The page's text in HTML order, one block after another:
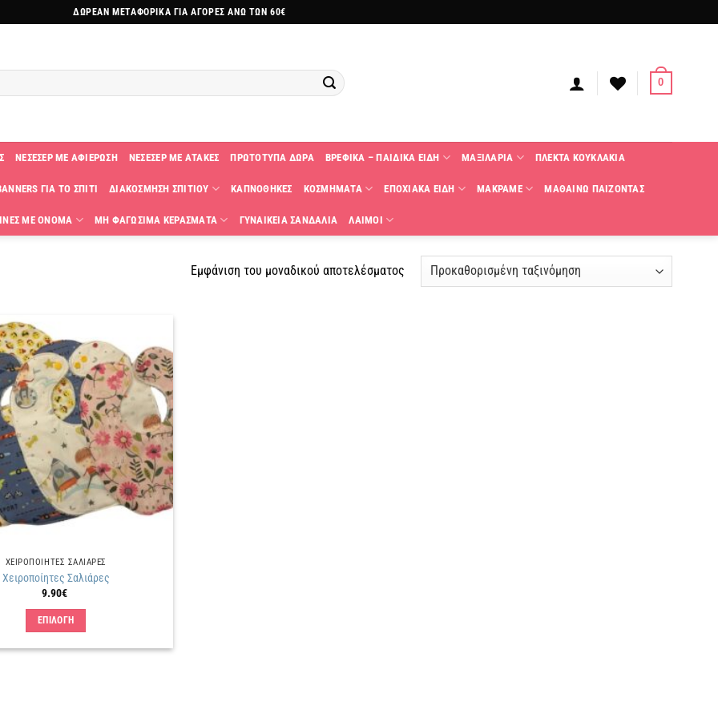
ΔΩΡΕΑΝ ΜΕΤΑΦΟΡΙΚΑ ΓΙΑ ΑΓΟΡΕΣ ΑΝΩ ΤΩΝ 60€
0
ΝΕΣΕΣΕΡ ΜΕ ΑΦΙΕΡΩΣΗ ΝΕΣΕΣΕΡ ΜΕ ΑΤΑΚΕΣ ΠΡΩΤΟΤΥΠΑ ΔΩΡΑ ΒΡΕΦΙΚΑ – ΠΑΙΔΙΚΑ ΕΙΔΗ ΜΑΞΙΛΑΡΙΑ ΠΛΕΚΤΑ KΟΥΚΛΑΚΙΑ
ΓΙΑ ΤΟ ΣΠΙΤΙ ΔΙΑΚΟΣΜΗΣΗ ΣΠΙΤΙΟΥ ΚΑΠΝΟΘΗΚΕΣ ΚΟΣΜΗΜΑΤΑ ΕΠΟΧΙΑΚΑ ΕΙΔΗ ΜΑΚΡΑΜΕ ΜΑΘΑΙΝΩ ΠΑΙΖΟΝΤΑΣ
ΜΕ ΟΝΟΜΑ ΜΗ ΦΑΓΩΣΙΜΑ ΚΕΡΑΣΜΑΤΑ ΓΥΝΑΙΚΕΙΑ ΣΑΝΔΑΛΙΑ ΛΑΙΜΟΙ
Εμφάνιση του μοναδικού αποτελέσματος
Πρόσθήκη
στην
λίστα
επιθυμιών
ΧΕΙΡΟΠΟΙΗΤΕΣ ΣΑΛΙΑΡΕΣ
Χειροποίητες Σαλιάρες
9.90€
ΕΠΙΛΟΓΗ